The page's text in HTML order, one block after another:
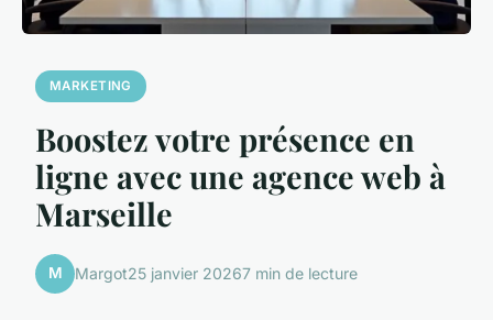
MARKETING
Boostez votre présence en
ligne avec une agence web à
Marseille
M Margot25 janvier 20267 min de lecture